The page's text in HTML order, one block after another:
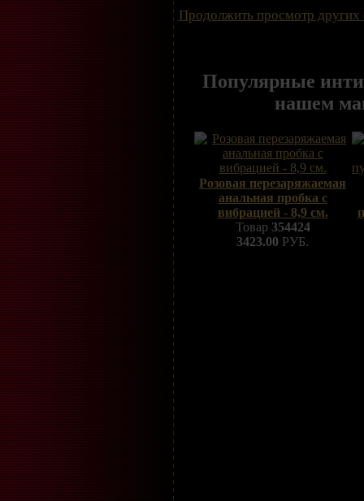
Продолжить просмотр других
Популярные
нашем
Розовая перезаряжаемая
анальная пробка с
вибрацией - 8,9 см.
Товар 354424
3423.00 РУБ.